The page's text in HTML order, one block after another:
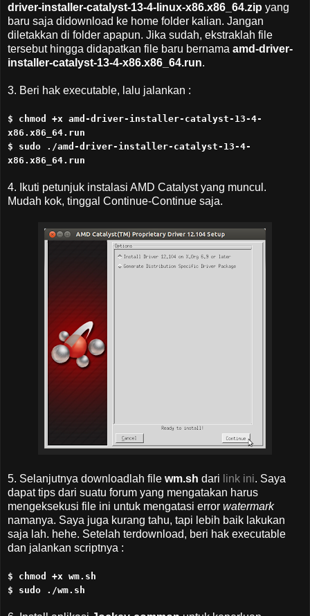
driver-installer-catalyst-13-4-linux-x86.x86_64.zip yang
baru saja didownload ke home folder kalian. Jangan
diletakkan di folder apapun. Jika sudah, ekstraklah file
tersebut hingga didapatkan file baru bernama amd-driver-
installer-catalyst-13-4-x86.x86_64.run.
3. Beri hak executable, lalu jalankan :
$ chmod +x amd-driver-installer-catalyst-13-4-
x86.x86_64.run
$ sudo ./amd-driver-installer-catalyst-13-4-
x86.x86_64.run
4. Ikuti petunjuk instalasi AMD Catalyst yang muncul.
Mudah kok, tinggal Continue-Continue saja.
5. Selanjutnya downloadlah file wm.sh dari link ini. Saya
dapat tips dari suatu forum yang mengatakan harus
mengeksekusi file ini untuk mengatasi error watermark
namanya. Saya juga kurang tahu, tapi lebih baik lakukan
saja lah. hehe. Setelah terdownload, beri hak executable
dan jalankan scriptnya :
$ chmod +x wm.sh
$ sudo ./wm.sh